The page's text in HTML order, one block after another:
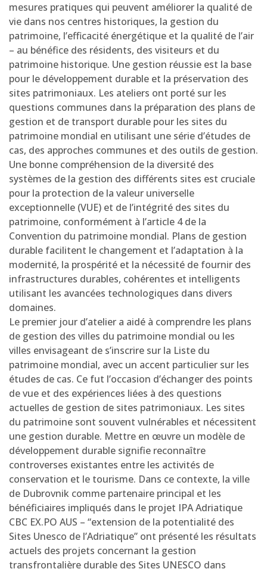
mesures pratiques qui peuvent améliorer la qualité de
vie dans nos centres historiques, la gestion du
patrimoine, l’efficacité énergétique et la qualité de l’air
– au bénéfice des résidents, des visiteurs et du
patrimoine historique. Une gestion réussie est la base
pour le développement durable et la préservation des
sites patrimoniaux. Les ateliers ont porté sur les
questions communes dans la préparation des plans de
gestion et de transport durable pour les sites du
patrimoine mondial en utilisant une série d’études de
cas, des approches communes et des outils de gestion.
Une bonne compréhension de la diversité des
systèmes de la gestion des différents sites est cruciale
pour la protection de la valeur universelle
exceptionnelle (VUE) et de l’intégrité des sites du
patrimoine, conformément à l’article 4 de la
Convention du patrimoine mondial. Plans de gestion
durable facilitent le changement et l’adaptation à la
modernité, la prospérité et la nécessité de fournir des
infrastructures durables, cohérentes et intelligents
utilisant les avancées technologiques dans divers
domaines.
Le premier jour d’atelier a aidé à comprendre les plans
de gestion des villes du patrimoine mondial ou les
villes envisageant de s’inscrire sur la Liste du
patrimoine mondial, avec un accent particulier sur les
études de cas. Ce fut l’occasion d’échanger des points
de vue et des expériences liées à des questions
actuelles de gestion de sites patrimoniaux. Les sites
du patrimoine sont souvent vulnérables et nécessitent
une gestion durable. Mettre en œuvre un modèle de
développement durable signifie reconnaître
controverses existantes entre les activités de
conservation et le tourisme. Dans ce contexte, la ville
de Dubrovnik comme partenaire principal et les
bénéficiaires impliqués dans le projet IPA Adriatique
CBC EX.PO AUS – “extension de la potentialité des
Sites Unesco de l’Adriatique” ont présenté les résultats
actuels des projets concernant la gestion
transfrontalière durable des Sites UNESCO dans